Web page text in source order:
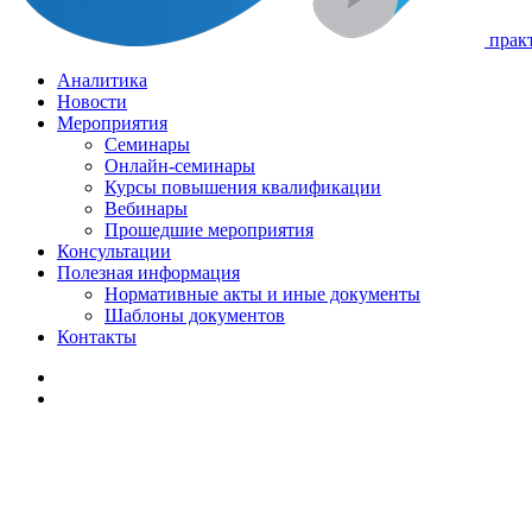
Аналитика
Новости
Мероприятия
Семинары
Онлайн-cеминары
Курсы повышения квалификации
Вебинары
Прошедшие мероприятия
Консультации
Полезная информация
Нормативные акты и иные документы
Шаблоны документов
Контакты